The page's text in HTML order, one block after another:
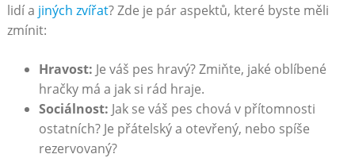
‍lidí​ a jiných zvířat? Zde je pár⁣ aspektů, které byste měli
zmínit:
Hravost: Je váš ⁣pes hravý? Zmiňte, jaké oblíbené
hračky má a jak si rád hraje.
Sociálnost: Jak⁣ se váš pes chová ⁤v přítomnosti
ostatních? Je přátelský a otevřený, nebo spíše ​
rezervovaný?